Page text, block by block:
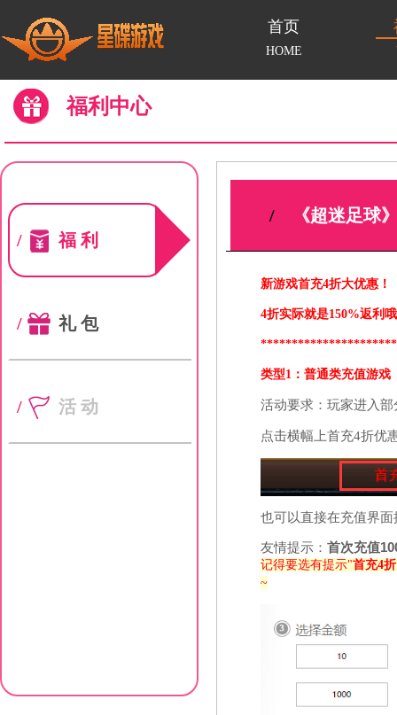
首页
HOME
福利中心
福利
/
礼包
/
活动
/
/ 《超迷足球
新游戏首充4折大优惠！
4折实际就是150%返利
类型1：普通类充值游戏
活动要求：玩家进入
点击横幅上首充4折优
也可以直接在充值界
友情提示：首次充值
记得要选有提示"首充4折
~